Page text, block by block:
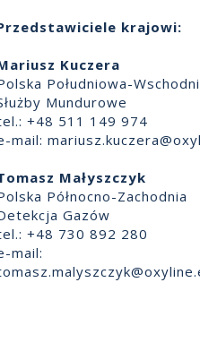
krajowi:
Kuczera
Południowa-
Mundurowe
+48 511 149 974
mail:
Małyszczyk
Północno-Zachodnia
Gazów
+48 730 892 280
mail: